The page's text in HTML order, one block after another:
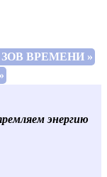
ВРЕМЕНИ »
энергию